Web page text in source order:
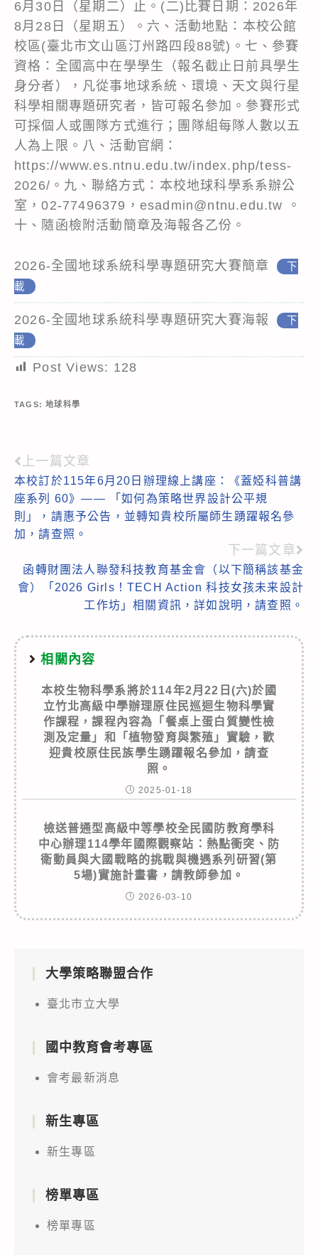
6月30日（星期二）止。(二)比賽日期：2026年
8月28日（星期五）。六、活動地點：本校公館
校區(臺北市文山區汀州路四段88號)。七、參賽
資格：全國高中在學學生（報名截止日前具學生
身分者），凡從事地球系統、環境、天文與行星
科學相關專題研究者，皆可報名參加。參賽形式
可採個人或團隊方式進行；團隊組每隊人數以五
人為上限。八、活動官網：
https://www.es.ntnu.edu.tw/index.php/tess-
2026/。九、聯絡方式：本校地球科學系系辦公
室，02-77496379，esadmin@ntnu.edu.tw 。
十、隨函檢附活動簡章及海報各乙份。
2026-全國地球系統科學專題研究大賽簡章
下
載
2026-全國地球系統科學專題研究大賽海報
下
載
Post Views: 128
TAGS:地球科學
Read
more
articles
上一篇文章
本校訂於115年6月20日辦理線上講座：《蓋婭科普講
座系列 60》—— 「如何為策略世界設計公平規
則」，請惠予公告，並轉知貴校所屬師生踴躍報名參
加，請查照。
下一篇文章
函轉財團法人聯發科技教育基金會（以下簡稱該基金
會）「2026 Girls！TECH Action 科技女孩未来設計
工作坊」相關資訊，詳如說明，請查照。
相關內容
本校生物科學系將於114年2月22日(六)於國
立竹北高級中學辦理原住民巡迴生物科學實
作課程，課程內容為「餐桌上蛋白質變性檢
測及定量」和「植物發育與繁殖」實驗，歡
迎貴校原住民族學生踴躍報名參加，請查
照。
2025-01-18
檢送普通型高級中等學校全民國防教育學科
中心辦理114學年國際觀察站：熱點衝突、防
衛動員與大國戰略的挑戰與機遇系列研習(第
5場)實施計畫書，請教師參加。
2026-03-10
大學策略聯盟合作
臺北市立大學
國中教育會考專區
會考最新消息
新生專區
新生專區
榜單專區
榜單專區